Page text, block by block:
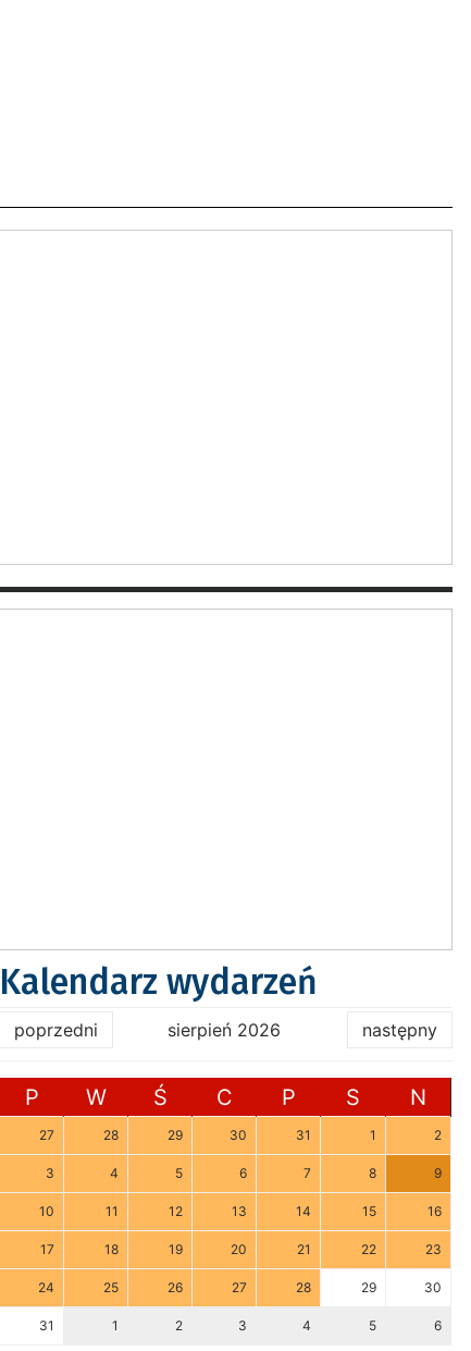
Kalendarz wydarzeń
poprzedni sierpień 2026 następny
P W Ś C P S N
27 28 29 30 31 1 2
3 4 5 6 7 8 9
10 11 12 13 14 15 16
17 18 19 20 21 22 23
24 25 26 27 28 29 30
31 1 2 3 4 5 6